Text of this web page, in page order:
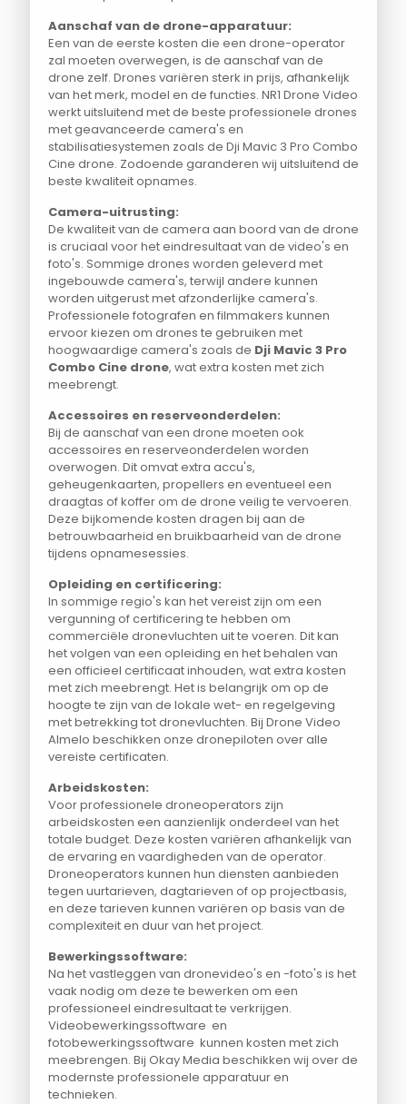
Aanschaf van de drone-apparatuur:
Een van de eerste kosten die een drone-operator
zal moeten overwegen, is de aanschaf van de
drone zelf. Drones variëren sterk in prijs, afhankelijk
van het merk, model en de functies. NR1 Drone Video
werkt uitsluitend met de beste professionele drones
met geavanceerde camera's en
stabilisatiesystemen zoals de Dji Mavic 3 Pro Combo
Cine drone. Zodoende garanderen wij uitsluitend de
beste kwaliteit opnames.
Camera-uitrusting:
De kwaliteit van de camera aan boord van de drone
is cruciaal voor het eindresultaat van de video's en
foto's. Sommige drones worden geleverd met
ingebouwde camera's, terwijl andere kunnen
worden uitgerust met afzonderlijke camera's.
Professionele fotografen en filmmakers kunnen
ervoor kiezen om drones te gebruiken met
hoogwaardige camera's zoals de Dji Mavic 3 Pro
Combo Cine drone, wat extra kosten met zich
meebrengt.
Accessoires en reserveonderdelen:
Bij de aanschaf van een drone moeten ook
accessoires en reserveonderdelen worden
overwogen. Dit omvat extra accu's,
geheugenkaarten, propellers en eventueel een
draagtas of koffer om de drone veilig te vervoeren.
Deze bijkomende kosten dragen bij aan de
betrouwbaarheid en bruikbaarheid van de drone
tijdens opnamesessies.
Opleiding en certificering:
In sommige regio's kan het vereist zijn om een
vergunning of certificering te hebben om
commerciële dronevluchten uit te voeren. Dit kan
het volgen van een opleiding en het behalen van
een officieel certificaat inhouden, wat extra kosten
met zich meebrengt. Het is belangrijk om op de
hoogte te zijn van de lokale wet- en regelgeving
met betrekking tot dronevluchten. Bij Drone Video
Almelo beschikken onze dronepiloten over alle
vereiste certificaten.
Arbeidskosten:
Voor professionele droneoperators zijn
arbeidskosten een aanzienlijk onderdeel van het
totale budget. Deze kosten variëren afhankelijk van
de ervaring en vaardigheden van de operator.
Droneoperators kunnen hun diensten aanbieden
tegen uurtarieven, dagtarieven of op projectbasis,
en deze tarieven kunnen variëren op basis van de
complexiteit en duur van het project.
Bewerkingssoftware:
Na het vastleggen van dronevideo's en -foto's is het
vaak nodig om deze te bewerken om een
professioneel eindresultaat te verkrijgen.
Videobewerkingssoftware en
fotobewerkingssoftware kunnen kosten met zich
meebrengen. Bij Okay Media beschikken wij over de
modernste professionele apparatuur en
technieken.